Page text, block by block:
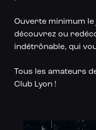
Ouverte minimum le
découvrez ou
indétrônable, qui
Tous les amateurs
Club Lyon !